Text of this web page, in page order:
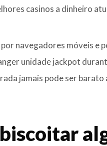
casinos a dinheiro
navegadores móveis e
unidade jackpot
jamais pode ser